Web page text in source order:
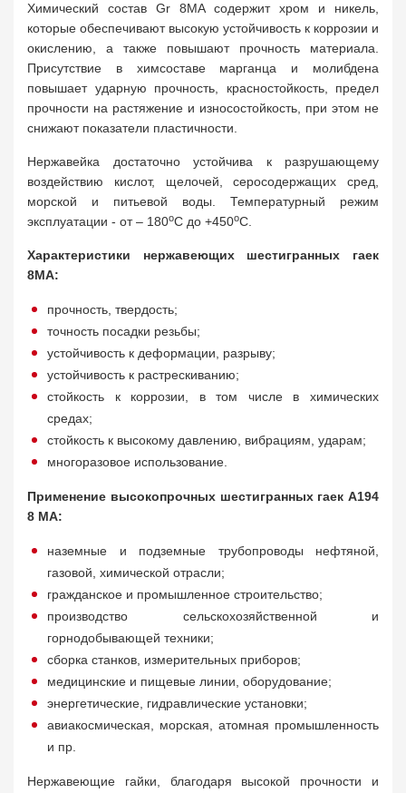
Химический состав Gr 8MA содержит хром и никель,
которые обеспечивают высокую устойчивость к коррозии и
окислению, а также повышают прочность материала.
Присутствие в химсоставе марганца и молибдена
повышает ударную прочность, красностойкость, предел
прочности на растяжение и износостойкость, при этом не
снижают показатели пластичности.
Нержавейка достаточно устойчива к разрушающему
воздействию кислот, щелочей, серосодержащих сред,
морской и питьевой воды. Температурный режим
эксплуатации - от – 180оС до +450оС.
Характеристики нержавеющих шестигранных гаек
8MA:
прочность, твердость;
точность посадки резьбы;
устойчивость к деформации, разрыву;
устойчивость к растрескиванию;
стойкость к коррозии, в том числе в химических
средах;
стойкость к высокому давлению, вибрациям, ударам;
многоразовое использование.
Применение высокопрочных шестигранных гаек A194
8 MA:
наземные и подземные трубопроводы нефтяной,
газовой, химической отрасли;
гражданское и промышленное строительство;
производство сельскохозяйственной и
горнодобывающей техники;
сборка станков, измерительных приборов;
медицинские и пищевые линии, оборудование;
энергетические, гидравлические установки;
авиакосмическая, морская, атомная промышленность
и пр.
Нержавеющие гайки, благодаря высокой прочности и